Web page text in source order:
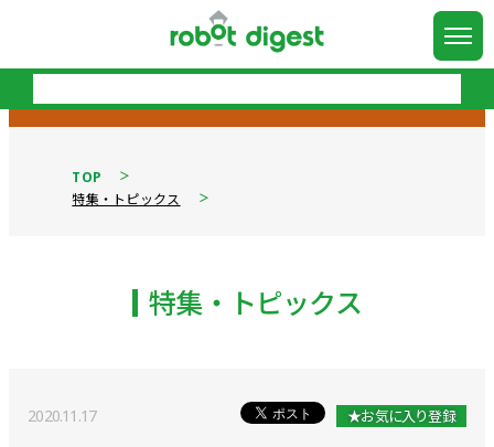
TOP
特集・トピックス
特集・トピックス
2020.11.17 ★お気に入り登録